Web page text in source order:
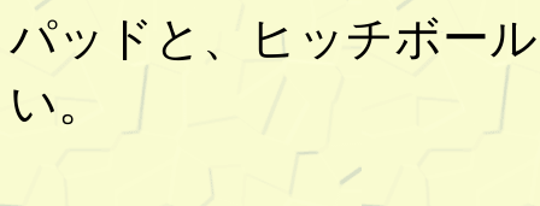
パッドと、ヒッチボー
い。